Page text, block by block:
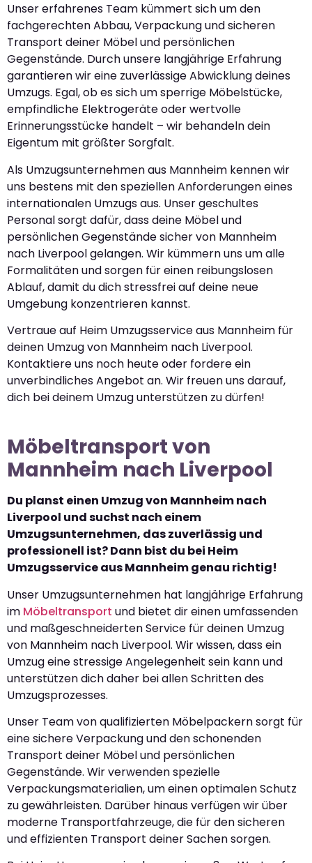
Unser erfahrenes Team kümmert sich um den
fachgerechten Abbau, Verpackung und sicheren
Transport deiner Möbel und persönlichen
Gegenstände. Durch unsere langjährige Erfahrung
garantieren wir eine zuverlässige Abwicklung deines
Umzugs. Egal, ob es sich um sperrige Möbelstücke,
empfindliche Elektrogeräte oder wertvolle
Erinnerungsstücke handelt – wir behandeln dein
Eigentum mit größter Sorgfalt.
Als Umzugsunternehmen aus Mannheim kennen wir
uns bestens mit den speziellen Anforderungen eines
internationalen Umzugs aus. Unser geschultes
Personal sorgt dafür, dass deine Möbel und
persönlichen Gegenstände sicher von Mannheim
nach Liverpool gelangen. Wir kümmern uns um alle
Formalitäten und sorgen für einen reibungslosen
Ablauf, damit du dich stressfrei auf deine neue
Umgebung konzentrieren kannst.
Vertraue auf Heim Umzugsservice aus Mannheim für
deinen Umzug von Mannheim nach Liverpool.
Kontaktiere uns noch heute oder fordere ein
unverbindliches Angebot an. Wir freuen uns darauf,
dich bei deinem Umzug unterstützen zu dürfen!
Möbeltransport von
Mannheim nach Liverpool
Du planst einen Umzug von Mannheim nach
Liverpool und suchst nach einem
Umzugsunternehmen, das zuverlässig und
professionell ist? Dann bist du bei Heim
Umzugsservice aus Mannheim genau richtig!
Unser Umzugsunternehmen hat langjährige Erfahrung
im Möbeltransport und bietet dir einen umfassenden
und maßgeschneiderten Service für deinen Umzug
von Mannheim nach Liverpool. Wir wissen, dass ein
Umzug eine stressige Angelegenheit sein kann und
unterstützen dich daher bei allen Schritten des
Umzugsprozesses.
Unser Team von qualifizierten Möbelpackern sorgt für
eine sichere Verpackung und den schonenden
Transport deiner Möbel und persönlichen
Gegenstände. Wir verwenden spezielle
Verpackungsmaterialien, um einen optimalen Schutz
zu gewährleisten. Darüber hinaus verfügen wir über
moderne Transportfahrzeuge, die für den sicheren
und effizienten Transport deiner Sachen sorgen.